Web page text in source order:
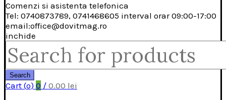
Comenzi si asistenta telefonica
Tel: 0740873789, 0741468605 interval orar 09:00-17:00
email:office@dovitmag.ro
inchide
Search
for:
Search
Cart (o) 0 / 0.00 lei